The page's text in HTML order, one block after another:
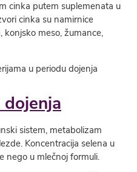
cinka putem suplemenata u
cinka su namirnice
meso, žumance,
sistem, metabolizam
Koncentracija selena u
nego u mlečnoj formuli.